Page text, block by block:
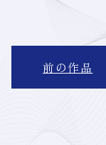
前の作品